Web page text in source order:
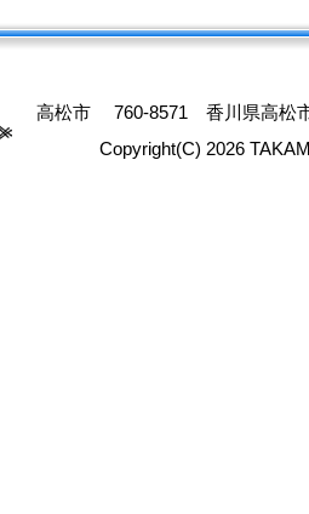
高松市 760-8571 香川県高松
Copyright(C) 2026